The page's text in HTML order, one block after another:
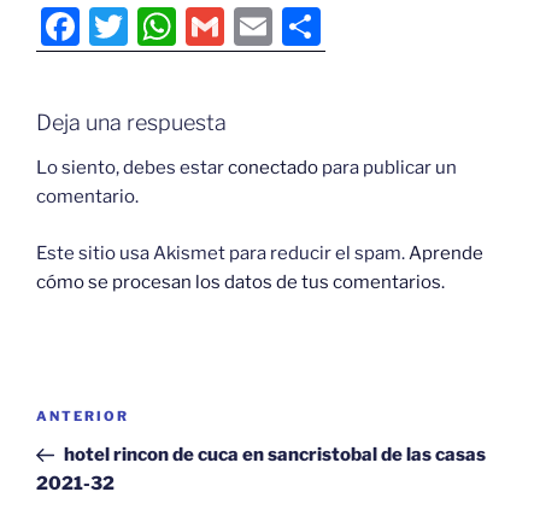
F
a
e
b
o
o
k
T
w
er
W
h
at
s
A
p
G
m
l
E
m o
ar
Deja una respuesta
Lo siento, debes estarconectado para publicar un
comentario.
Este sitio usa Akismet para reducir el spam.Aprende
cómo se procesan los datos de tus comentarios.
Navegación
entradas
Entrada
anterior:
ANTERIOR
hotel rincon de cuca en sancristobal de las casas
2021-32